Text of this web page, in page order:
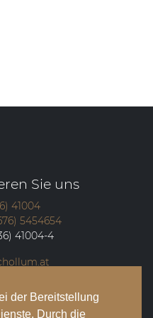
der Bereitstellung
Durch die
Sie uns
41004
5454654
41004-4
Straße 12/2